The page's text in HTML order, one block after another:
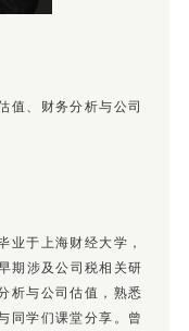
值、财务分析与公司
业于上海财经大学，
期涉及公司税相关研
析与公司估值，熟悉
同学们课堂分享。曾